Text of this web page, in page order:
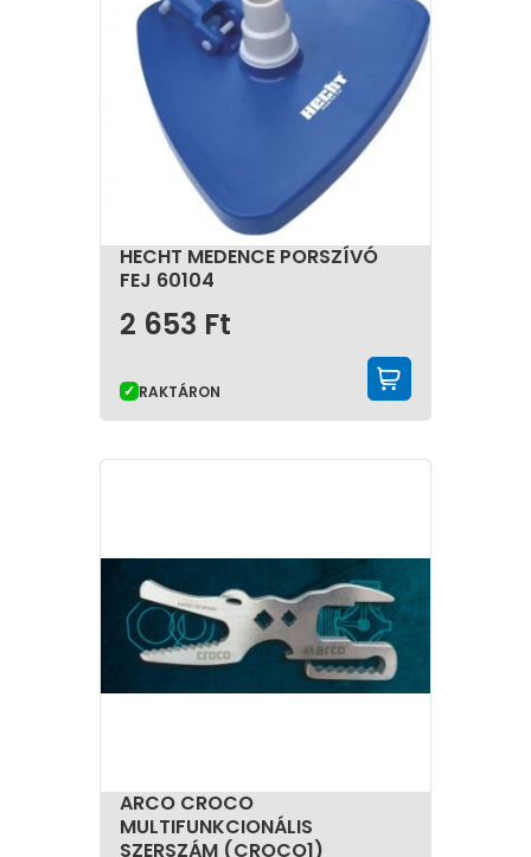
HECHT MEDENCE PORSZÍVÓ
FEJ 60104
2 653 Ft
RAKTÁRON
ARCO CROCO
MULTIFUNKCIONÁLIS
SZERSZÁM (CROCO1)